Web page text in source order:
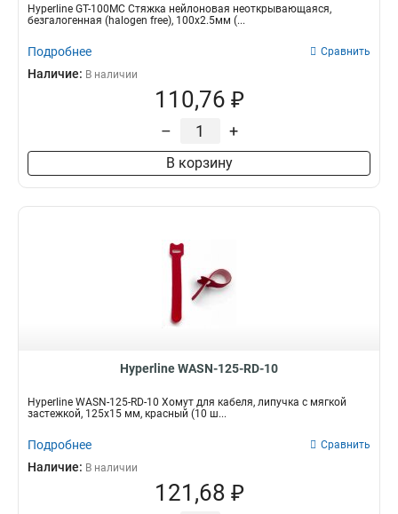
Hyperline GT-100MC Стяжка нейлоновая неоткрывающаяся,
безгалогенная (halogen free), 100x2.5мм (...
Подробнее Сравнить
Наличие: В наличии
110,76 ₽
– +
В корзину
Hyperline WASN-125-RD-10
Hyperline WASN-125-RD-10 Хомут для кабеля, липучка с мягкой
застежкой, 125x15 мм, красный (10 ш...
Подробнее Сравнить
Наличие: В наличии
121,68 ₽